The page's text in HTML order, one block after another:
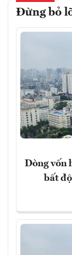
Đừng bỏ
Dòng vốn
bất